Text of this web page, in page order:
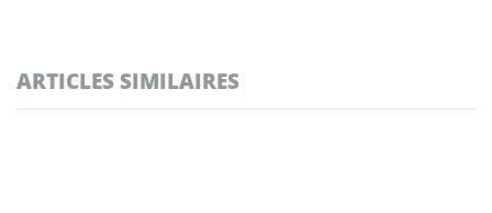
ARTICLES SIMILAIRES